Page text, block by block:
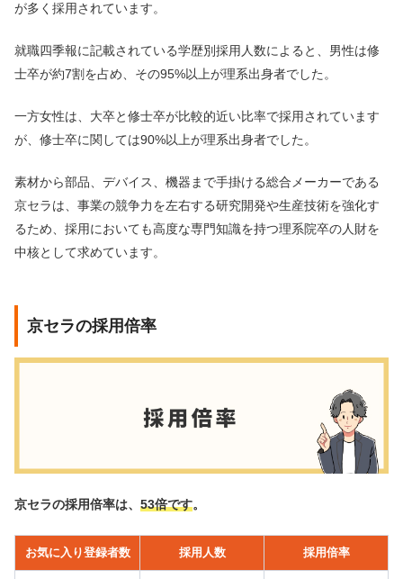
が多く採用されています。
就職四季報に記載されている学歴別採用人数によると、男性は修
士卒が約7割を占め、その95%以上が理系出身者でした。
一方女性は、大卒と修士卒が比較的近い比率で採用されています
が、修士卒に関しては90%以上が理系出身者でした。
素材から部品、デバイス、機器まで手掛ける総合メーカーである
京セラは、事業の競争力を左右する研究開発や生産技術を強化す
るため、採用においても高度な専門知識を持つ理系院卒の人財を
中核として求めています。
京セラの採用倍率
京セラの採用倍率は、 53倍です。
お気に入り登録者数 採用人数 採用倍率